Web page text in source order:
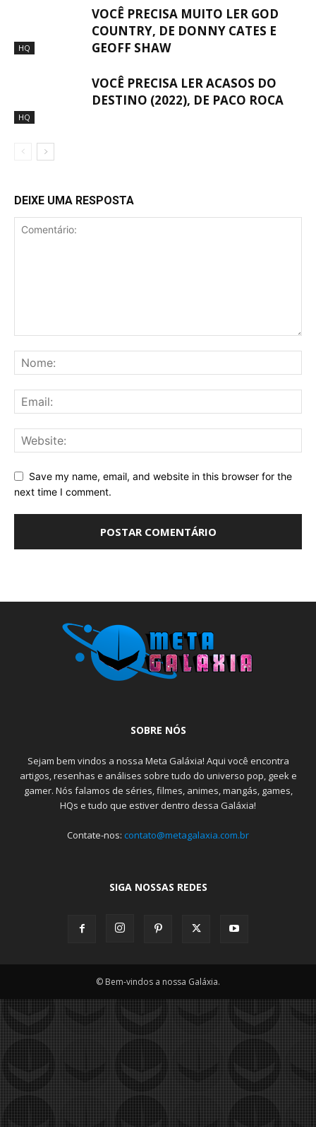
HQ
VOCÊ PRECISA MUITO LER GOD
COUNTRY, DE DONNY CATES E
GEOFF SHAW
HQ
VOCÊ PRECISA LER ACASOS DO
DESTINO (2022), DE PACO ROCA
DEIXE UMA RESPOSTA
Save my name, email, and website in this browser for the
next time I comment.
SOBRE NÓS
Sejam bem vindos a nossa Meta Galáxia! Aqui você encontra
artigos, resenhas e análises sobre tudo do universo pop, geek e
gamer. Nós falamos de séries, filmes, animes, mangás, games,
HQs e tudo que estiver dentro dessa Galáxia!
Contate-nos: contato@metagalaxia.com.br
SIGA NOSSAS REDES
© Bem-vindos a nossa Galáxia.